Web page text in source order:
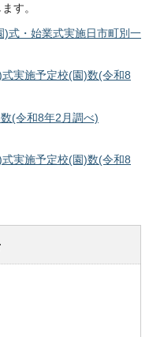
す。
式・始業式実施日市町別一
実施予定校(園)数(令和8
(令和8年2月調べ)
実施予定校(園)数(令和8